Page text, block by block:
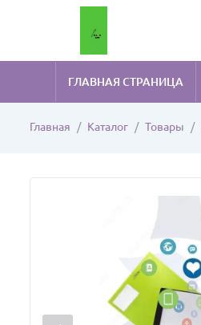
ГЛАВНАЯ СТРАНИЦА
Главная Каталог Товары